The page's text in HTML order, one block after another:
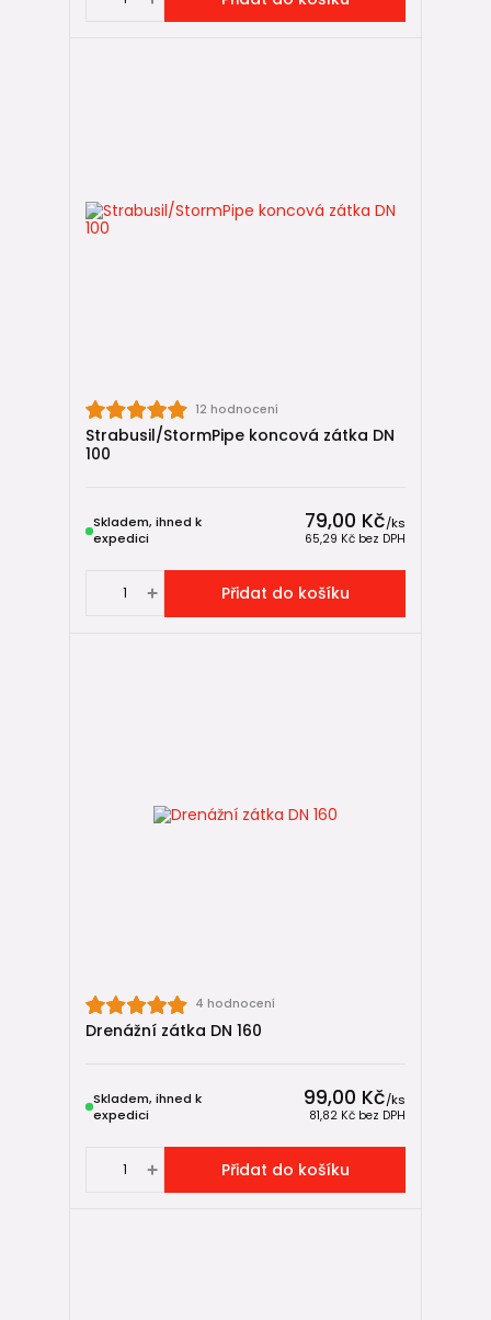
12 hodnocení
Strabusil/StormPipe koncová zátka DN
100
79,00 Kč/ks
65,29 Kč bez DPH
Skladem, ihned k
expedici
Přidat do košíku
4 hodnocení
Drenážní zátka DN 160
99,00 Kč/ks
81,82 Kč bez DPH
Skladem, ihned k
expedici
Přidat do košíku